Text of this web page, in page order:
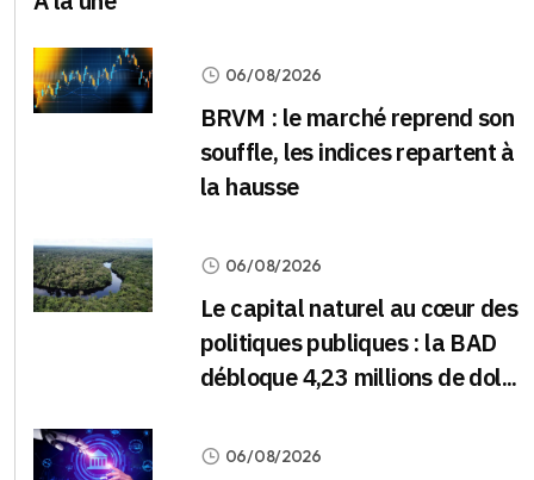
06/08/2026
BRVM : le marché reprend son
souffle, les indices repartent à
la hausse
06/08/2026
Le capital naturel au cœur des
politiques publiques : la BAD
débloque 4,23 millions de dol...
06/08/2026